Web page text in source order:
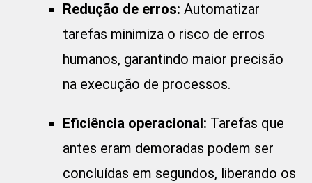
Redução de erros: Automatizar
tarefas minimiza o risco de erros
humanos, garantindo maior precisão
na execução de processos.
Eficiência operacional: Tarefas que
antes eram demoradas podem ser
concluídas em segundos, liberando os